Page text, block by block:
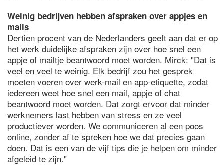
Weinig bedrijven hebben afspraken over appjes en
mails
Dertien procent van de Nederlanders geeft aan dat er op
het werk duidelijke afspraken zijn over hoe snel een
appje of mailtje beantwoord moet worden. Mirck: "Dat is
veel en veel te weinig. Elk bedrijf zou het gesprek
moeten voeren over werk-mail en app-etiquette, zodat
iedereen weet hoe snel een mail, appje of chat
beantwoord moet worden. Dat zorgt ervoor dat minder
werknemers last hebben van stress en ze veel
productiever worden. We communiceren al een poos
online, zonder af te spreken hoe we dat precies gaan
doen. Dat is een van de vijf tips die je helpen om minder
afgeleid te zijn."